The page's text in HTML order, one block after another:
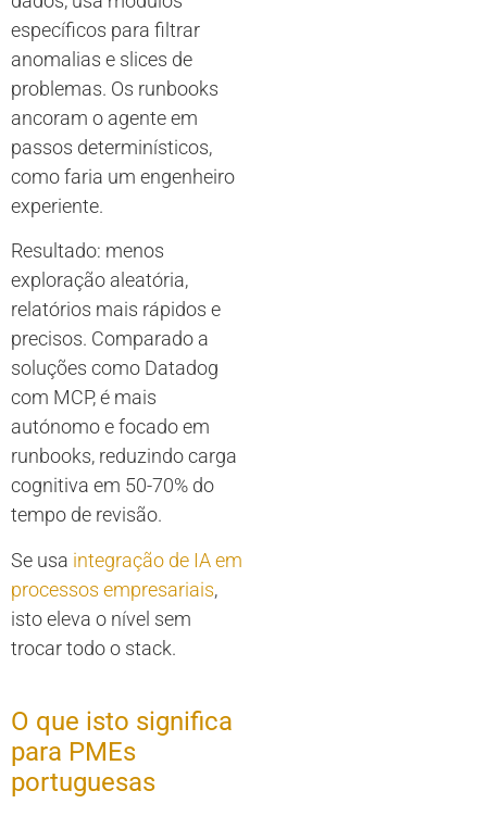
específicos para filtrar
anomalias e slices de
problemas. Os runbooks
ancoram o agente em
passos determinísticos,
como faria um engenheiro
experiente.
Resultado: menos
exploração aleatória,
relatórios mais rápidos e
precisos. Comparado a
soluções como Datadog
com MCP, é mais
autónomo e focado em
runbooks, reduzindo carga
cognitiva em 50-70% do
tempo de revisão.
Se usa integração de IA em
processos empresariais,
isto eleva o nível sem
trocar todo o stack.
O que isto significa
para PMEs
portuguesas